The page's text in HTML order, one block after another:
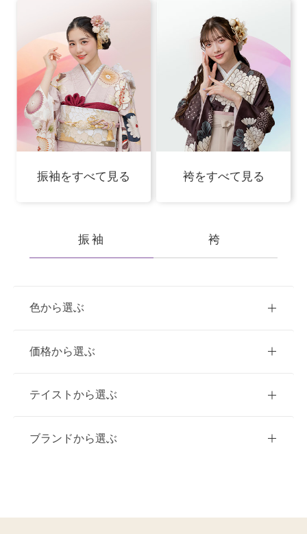
振袖をすべて見る 袴をすべて見る
振袖 袴
色から選ぶ
赤
価格から選ぶ
ご購入
10万円台以下
20万円～26万円未満
テイストから選ぶ
クラシック
クール
ブランドから選ぶ
イエベ秋におすすめ